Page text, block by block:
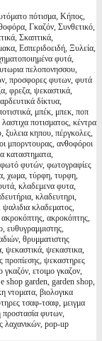
πότισμα, Κήπος,
Γκαζόν, Συνθετικό,
Σκαπτικά,
Εσπεριδοειδή, Ξυλεία,
φυτά,
πελοπονησσου,
προσφορες φυτων, φυτά
φρεζα, ψεκαστικά,
δίκτυα,
μπέκ, μπεκ, ποπ
ποτισματος, κέντρα
ξυλεια κηπου, πέργκολες,
μπορντουρας, ανθοφόροι
καταστηματα,
φυτών, φωτογραφίες
χωμα, τύρφη, τυρφη,
κλαδεμενα φυτα,
κλαδευτηρι,
κλαδεματος,
ακροκόπτης,
ευθυγραμμιστης,
θρυμματιστης
ψεκαστικά, ψεκαστικα,
προπίεσης, ψεκαστηρες
γκαζόν, ετοιμο γκαζον,
shop garden, garden shop,
ντοματα, βιολογικα
τσαφ-τσαφ, μειγμα
προστασία φυτων,
λαχανικών, pop-up